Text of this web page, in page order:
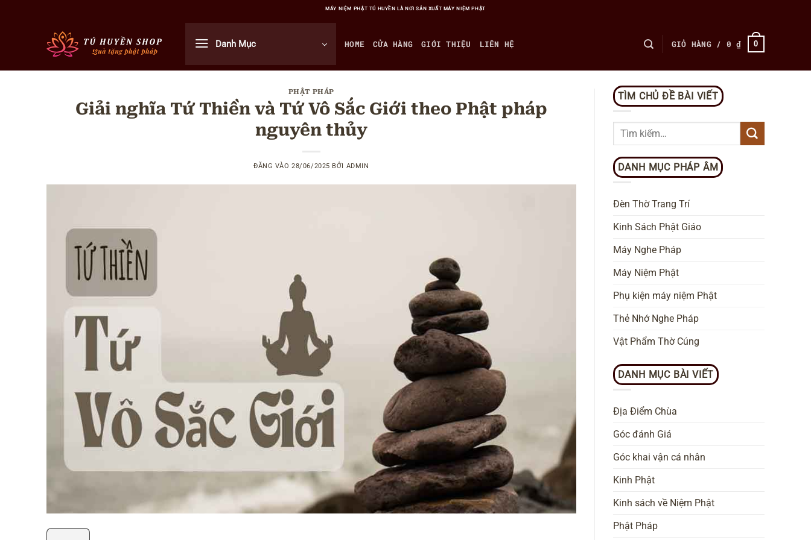
MÁY NIỆM PHẬT TÚ HUYỀN LÀ NƠI SẢN XUẤT MÁY NIỆM PHẬT
Danh Mục HOME CỬA HÀNG GIỚI THIỆU LIÊN HỆ GIỎ HÀNG / 0₫ 0
PHẬT PHÁP
Giải nghĩa Tứ Thiền và Tứ Vô Sắc Giới theo Phật pháp
nguyên thủy
ĐĂNG VÀO28/06/2025 BỞI ADMIN
TÌM CHỦ ĐỀ BÀI VIẾT
DANH MỤC PHÁP ÂM
Đèn Thờ Trang Trí
Kinh Sách Phật Giáo
Máy Nghe Pháp
Máy Niệm Phật
Phụ kiện máy niệm Phật
Thẻ Nhớ Nghe Pháp
Vật Phẩm Thờ Cúng
DANH MỤC BÀI VIẾT
Địa Điểm Chùa
Góc đánh Giá
Góc khai vận cá nhân
Kinh Phật
Kinh sách về Niệm Phật
Phật Pháp